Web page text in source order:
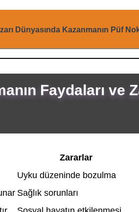
Dünyasında Kazanmanın Püf
Faydaları ve
Zararlar
Uyku düzeninde bozulma
Sağlık sorunları